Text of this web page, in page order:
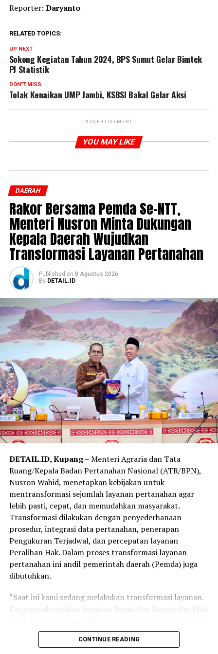
Reporter: Daryanto
RELATED TOPICS:
UP NEXT
Sokong Kegiatan Tahun 2024, BPS Sumut Gelar Bimtek
PJ Statistik
DON'T MISS
Tolak Kenaikan UMP Jambi, KSBSI Bakal Gelar Aksi
ADVERTISEMENT
YOU MAY LIKE
DAERAH
Rakor Bersama Pemda Se-NTT,
Menteri Nusron Minta Dukungan
Kepala Daerah Wujudkan
Transformasi Layanan Pertanahan
Published on 8 Agustus 2026
By DETAIL.ID
DETAIL.ID, Kupang– Menteri Agraria dan Tata
Ruang/Kepala Badan Pertanahan Nasional (ATR/BPN),
Nusron Wahid, menetapkan kebijakan untuk
mentransformasi sejumlah layanan pertanahan agar
lebih pasti, cepat, dan memudahkan masyarakat.
Transformasi dilakukan dengan penyederhanaan
prosedur, integrasi data pertanahan, penerapan
Pengukuran Terjadwal, dan percepatan layanan
Peralihan Hak. Dalam proses transformasi layanan
pertanahan ini andil pemerintah daerah (Pemda) juga
dibutuhkan.
“Saat ini kami sedang melakukan transformasi layanan.
Kami membutuhkan bantuan Bapak/Ibu Bupati dan Wali
Surat Edaran Bersama Kemendagri dan ATR/BPN terkait
Pengukuran Terjadwal sama Peralihan Hak. Kita ingin
CONTINUE READING